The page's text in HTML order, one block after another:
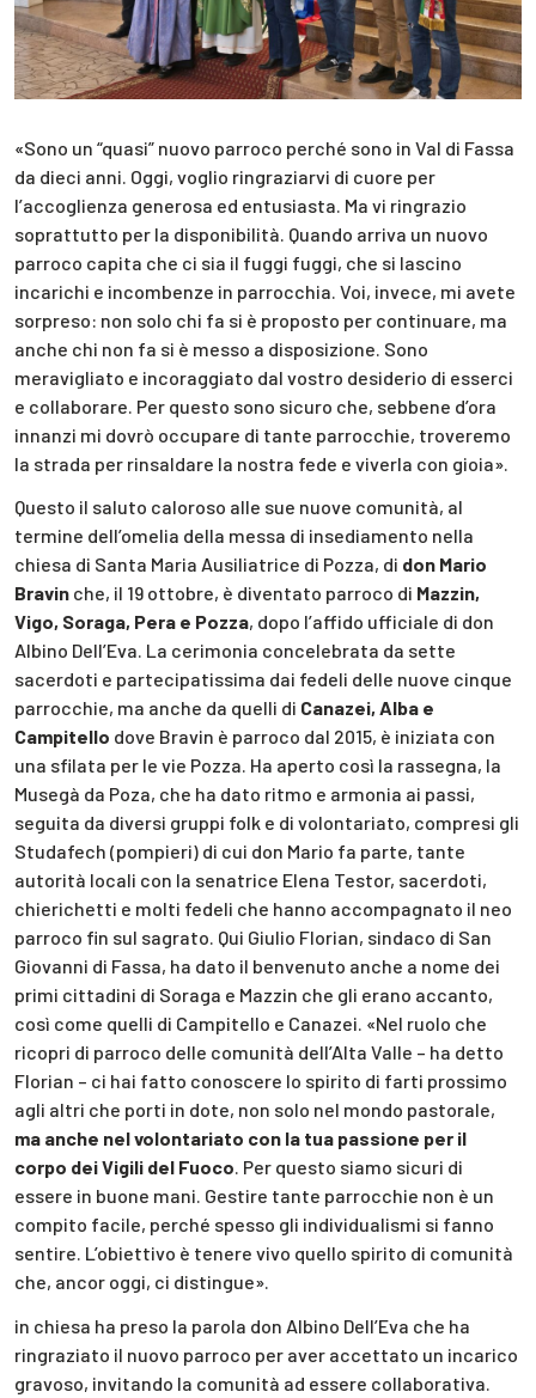
«Sono un “quasi” nuovo parroco perché sono in Val di Fassa
da dieci anni. Oggi, voglio ringraziarvi di cuore per
l’accoglienza generosa ed entusiasta. Ma vi ringrazio
soprattutto per la disponibilità. Quando arriva un nuovo
parroco capita che ci sia il fuggi fuggi, che si lascino
incarichi e incombenze in parrocchia. Voi, invece, mi avete
sorpreso: non solo chi fa si è proposto per continuare, ma
anche chi non fa si è messo a disposizione. Sono
meravigliato e incoraggiato dal vostro desiderio di esserci
e collaborare. Per questo sono sicuro che, sebbene d’ora
innanzi mi dovrò occupare di tante parrocchie, troveremo
la strada per rinsaldare la nostra fede e viverla con gioia».
Questo il saluto caloroso alle sue nuove comunità, al
termine dell’omelia della messa di insediamento nella
chiesa di Santa Maria Ausiliatrice di Pozza, di don Mario
Bravin che, il 19 ottobre, è diventato parroco di Mazzin,
Vigo, Soraga, Pera e Pozza, dopo l’affido ufficiale di don
Albino Dell’Eva. La cerimonia concelebrata da sette
sacerdoti e partecipatissima dai fedeli delle nuove cinque
parrocchie, ma anche da quelli di Canazei, Alba e
Campitello dove Bravin è parroco dal 2015, è iniziata con
una sfilata per le vie Pozza. Ha aperto così la rassegna, la
Musegà da Poza, che ha dato ritmo e armonia ai passi,
seguita da diversi gruppi folk e di volontariato, compresi gli
Studafech (pompieri) di cui don Mario fa parte, tante
autorità locali con la senatrice Elena Testor, sacerdoti,
chierichetti e molti fedeli che hanno accompagnato il neo
parroco fin sul sagrato. Qui Giulio Florian, sindaco di San
Giovanni di Fassa, ha dato il benvenuto anche a nome dei
primi cittadini di Soraga e Mazzin che gli erano accanto,
così come quelli di Campitello e Canazei. «Nel ruolo che
ricopri di parroco delle comunità dell’Alta Valle – ha detto
Florian – ci hai fatto conoscere lo spirito di farti prossimo
agli altri che porti in dote, non solo nel mondo pastorale,
ma anche nel volontariato con la tua passione per il
corpo dei Vigili del Fuoco. Per questo siamo sicuri di
essere in buone mani. Gestire tante parrocchie non è un
compito facile, perché spesso gli individualismi si fanno
sentire. L’obiettivo è tenere vivo quello spirito di comunità
che, ancor oggi, ci distingue».
in chiesa ha preso la parola don Albino Dell’Eva che ha
ringraziato il nuovo parroco per aver accettato un incarico
gravoso, invitando la comunità ad essere collaborativa.